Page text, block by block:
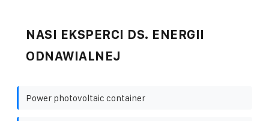
NASI EKSPERCI DS. ENERGII
ODNAWIALNEJ
Power photovoltaic container